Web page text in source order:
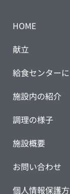
HOME
献立
給食センター
施設内の紹介
調理の様子
施設概要
お問い合わせ
個人情報保護